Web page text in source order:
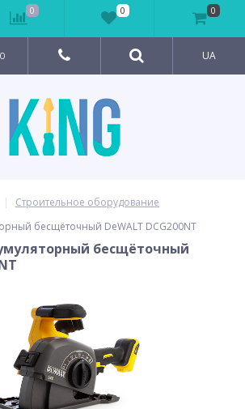
UA
Строительное оборудование
бесщёточный DeWALT DCG200NT
бесщёточный
0 0 0